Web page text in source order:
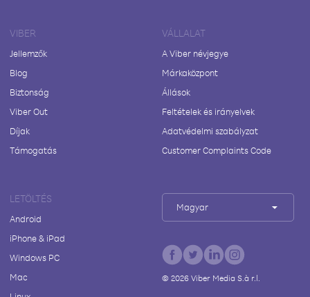
VIBER
Jellemzők
Blog
Biztonság
Viber Out
Díjak
Támogatás
VÁLLALAT
A Viber névjegye
Márkaközpont
Állások
Feltételek és irányelvek
Adatvédelmi szabályzat
Customer Complaints Code
LETÖLTÉS
Android
iPhone & iPad
Windows PC
Mac
Magyar
© 2026Viber Media S.à r.l.